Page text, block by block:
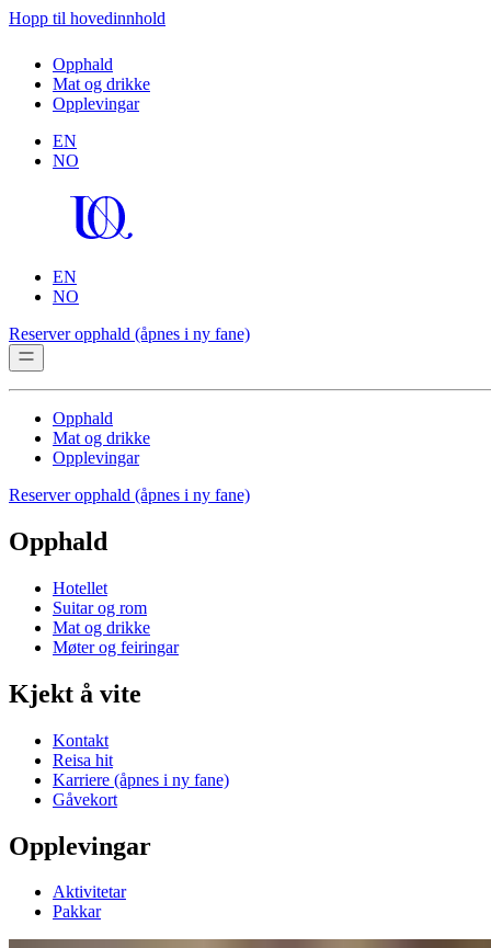
Hopp til hovedinnhold
Opphald
Mat og drikke
Opplevingar
EN
NO
EN
NO
Reserver opphald (åpnes i ny fane)
Opphald
Mat og drikke
Opplevingar
Reserver opphald (åpnes i ny fane)
Opphald
Hotellet
Suitar og rom
Mat og drikke
Møter og feiringar
Kjekt å vite
Kontakt
Reisa hit
Karriere (åpnes i ny fane)
Gåvekort
Opplevingar
Aktivitetar
Pakkar